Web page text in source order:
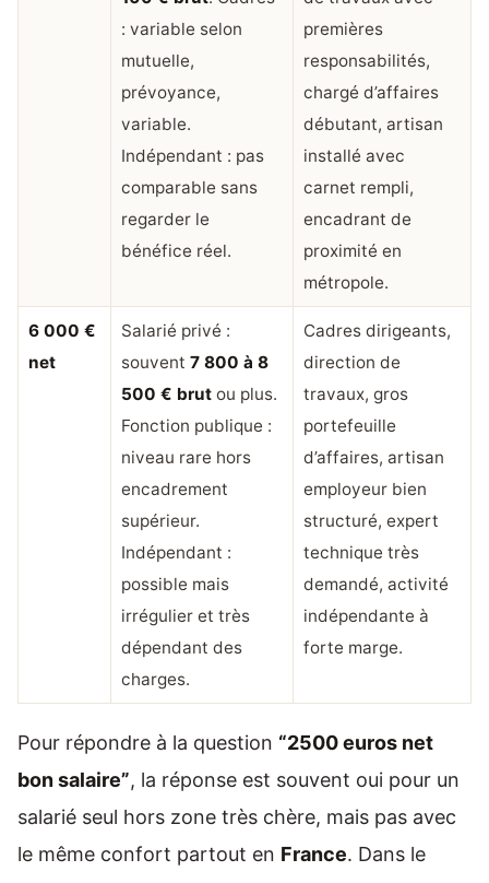
: variable selon
mutuelle,
prévoyance,
variable.
Indépendant : pas
comparable sans
regarder le
bénéfice réel.
premières
responsabilités,
chargé d’affaires
débutant, artisan
installé avec
carnet rempli,
encadrant de
proximité en
métropole.
6 000 €
net
Salarié privé :
souvent7 800 à 8
500 € brut ou plus.
Fonction publique :
niveau rare hors
encadrement
supérieur.
Indépendant :
possible mais
irrégulier et très
dépendant des
charges.
Cadres dirigeants,
direction de
travaux, gros
portefeuille
d’affaires, artisan
employeur bien
structuré, expert
technique très
demandé, activité
indépendante à
forte marge.
Pour répondre à la question “2500 euros net
bon salaire”, la réponse est souvent oui pour un
salarié seul hors zone très chère, mais pas avec
le même confort partout en France. Dans le